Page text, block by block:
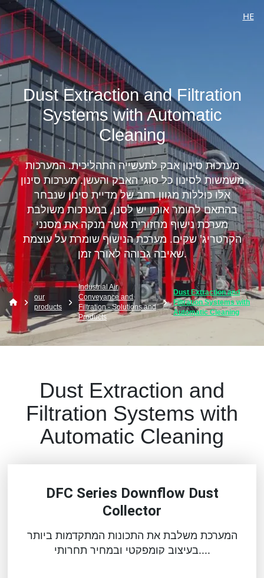
HE
Dust Extraction and Filtration
Systems with Automatic
Cleaning
מערכות סינון אבק לתעשייה התהליכית. המערכות
משמשות לסינון כל סוגי האבק והעשן. מערכות סינון
אלו כוללות מגוון רחב של מדיית סינון שנבחר
בהתאם לחומר אותו יש לסנן, במערכות משולבת
מערכת נישוף מחזורית אשר מנקה את מסנני
הקרטריג' שקים. מערכת הנישוף שומרת על עוצמת
שאיבה גבוהה לאורך זמן.
our
products
Industrial Air
Conveyance and
Filtration - Solutions and
Products
Dust Extraction and
Filtration Systems with
Automatic Cleaning
Dust Extraction and
Filtration Systems with
Automatic Cleaning
DFC Series Downflow Dust
Collector
המערכת משלבת את התכונות המתקדמות ביותר
בעיצוב קומפקטי ובמחיר תחרותי....